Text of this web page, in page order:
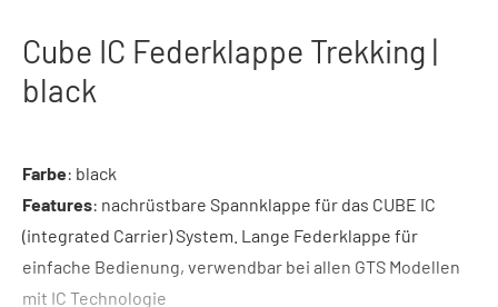
Cube IC Federklappe Trekking |
black
Farbe: black
Features: nachrüstbare Spannklappe für das CUBE IC
(integrated Carrier) System. Lange Federklappe für
einfache Bedienung, verwendbar bei allen GTS Modellen
mit IC Technologie